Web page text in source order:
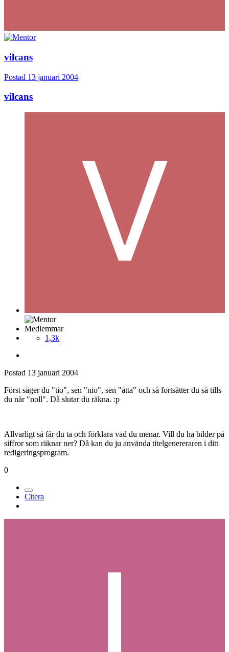
vilcans
Postad 13 januari 2004
vilcans
Medlemmar
1,3k
Postad 13 januari 2004
Först säger du "tio", sen "nio", sen "åtta" och så fortsätter du så tills
du når "noll". Då slutar du räkna. :p
Allvarligt så får du ta och förklara vad du menar. Vill du ha bilder på
siffror som räknar ner? Då kan du ju använda titelgenereraren i ditt
redigeringsprogram.
0
Citera